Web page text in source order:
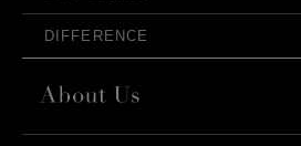
DIFFERENCE